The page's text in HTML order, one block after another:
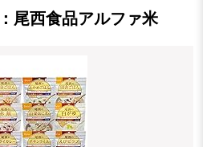
尾西食品アルファ米